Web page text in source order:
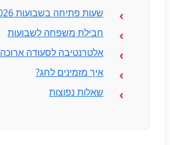
שעות פתיחה בשבועות 2026
חבילת משפחה לשבועות
אלטרנטיבה לסעודה ארוכה
איך מזמינים לחג?
שאלות נפוצות